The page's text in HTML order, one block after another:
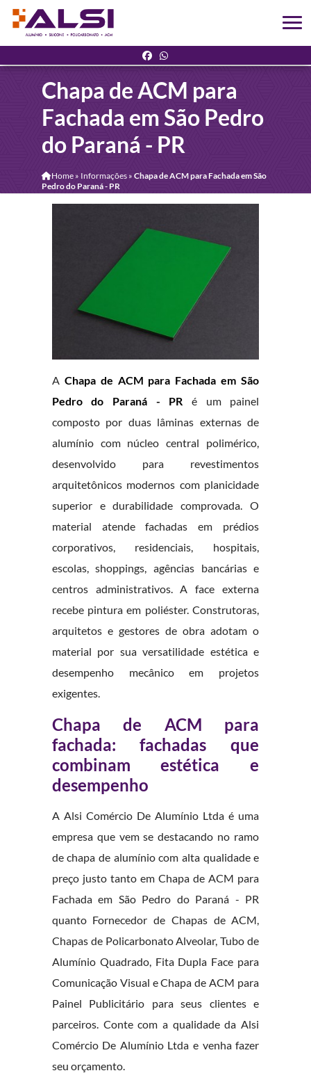
Chapa de ACM para
Fachada em São Pedro
do Paraná - PR
Home» Informações » Chapa de ACM para Fachada em São
Pedro do Paraná - PR
A Chapa de ACM para Fachada em São
Pedro do Paraná - PR é um painel
composto por duas lâminas externas de
alumínio com núcleo central polimérico,
desenvolvido para revestimentos
arquitetônicos modernos com planicidade
superior e durabilidade comprovada. O
material atende fachadas em prédios
corporativos, residenciais, hospitais,
escolas, shoppings, agências bancárias e
centros administrativos. A face externa
recebe pintura em poliéster. Construtoras,
arquitetos e gestores de obra adotam o
material por sua versatilidade estética e
desempenho mecânico em projetos
exigentes.
Chapa de ACM para
fachada: fachadas que
combinam estética e
desempenho
A Alsi Comércio De Alumínio Ltda é uma
empresa que vem se destacando no ramo
de chapa de alumínio com alta qualidade e
preço justo tanto em Chapa de ACM para
Fachada em São Pedro do Paraná - PR
quanto Fornecedor de Chapas de ACM,
Chapas de Policarbonato Alveolar, Tubo de
Alumínio Quadrado, Fita Dupla Face para
Comunicação Visual e Chapa de ACM para
Painel Publicitário para seus clientes e
parceiros. Conte com a qualidade da Alsi
Comércio De Alumínio Ltda e venha fazer
seu orçamento.